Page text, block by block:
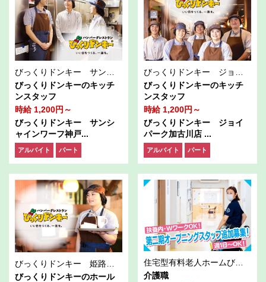
びっくりドンキー サンシャインワーフ神戸店
びっくりドンキーのキッチ
ンスタッフ
時給 1,200円～
びっくりドンキー サンシ
ャインワーフ神戸...
アルバイト パート
びっくりドンキー ジョイパーク加古川店
びっくりドンキーのキッチ
ンスタッフ
時給 1,200円～
びっくりドンキー ジョイ
パーク加古川店 ...
アルバイト パート
びっくりドンキーのホール
介護職